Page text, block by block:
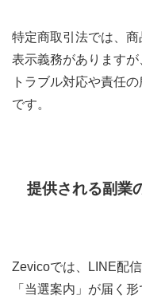
特定商取引法では、
表示義務があります
トラブル対応や責任
です。
提供される副業
Zevicoでは、LINE配
「当選案内」が届く